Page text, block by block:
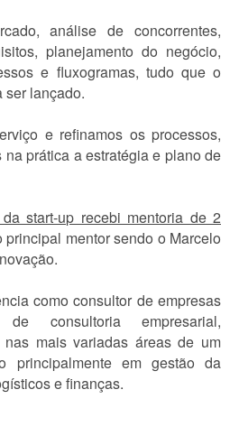
análise de concorrentes,
planejamento do negócio,
e fluxogramas, tudo que o
ser lançado.
e refinamos os processos,
prática a estratégia e plano de
start-up recebi mentoria de 2
principal mentor sendo o Marcelo
como consultor de empresas
de consultoria empresarial,
nas mais variadas áreas de um
principalmente em gestão da
e finanças.